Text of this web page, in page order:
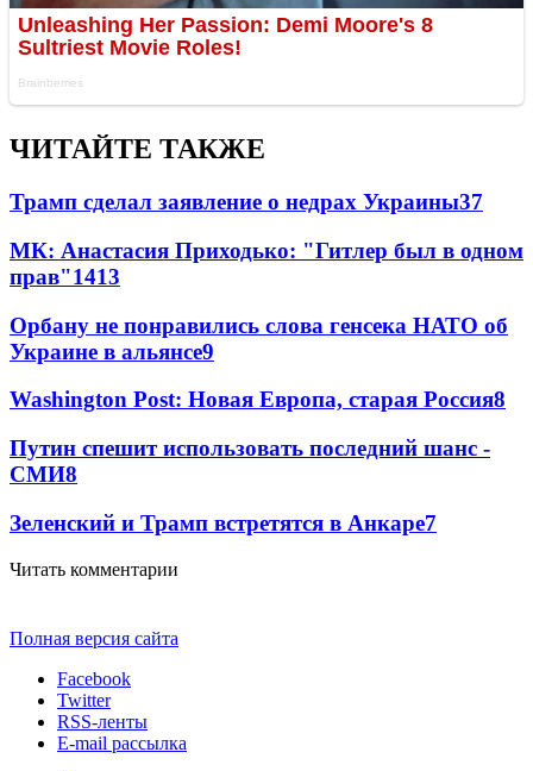
ЧИТАЙТЕ ТАКЖЕ
Трамп сделал заявление о недрах Украины37
МК: Анастасия Приходько: "Гитлер был в одном
прав"1413
Орбану не понравились слова генсека НАТО об
Украине в альянсе9
Washington Post: Новая Европа, старая Россия8
Путин спешит использовать последний шанс -
СМИ8
Зеленский и Трамп встретятся в Анкаре7
Читать комментарии
Полная версия сайта
Facebook
Twitter
RSS-ленты
E-mail рассылка